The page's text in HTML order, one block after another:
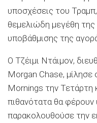
υποσχέσεις του
θεμελιώδη μεγέθη της
υποβάθμισης της
Ο Τζέιμι Ντάιμον,
Morgan Chase,
Mornings την Τετάρτη
πιθανότατα θα
παρακολουθούσε την